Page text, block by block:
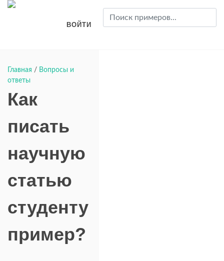
ВОЙТИ
Главная / Вопросы и
ответы
Как
писать
научную
статью
студенту
пример?